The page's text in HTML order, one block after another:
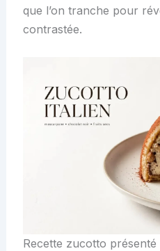
que l’on tranche pour
contrastée.
Recette zucotto